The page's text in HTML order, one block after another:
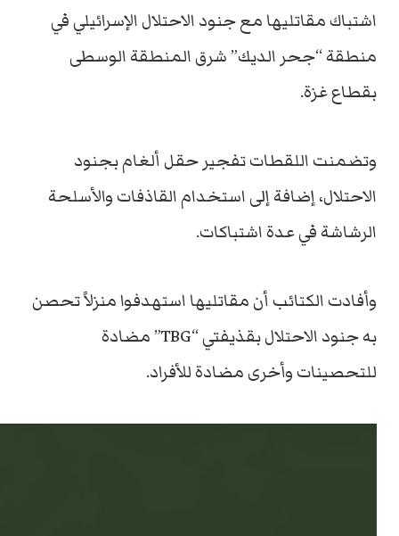
اشتباك مقاتليها مع جنود الاحتلال الإسرائيلي في
منطقة “جحر الديك” شرق المنطقة الوسطى
بقطاع غزة.
وتضمنت اللقطات تفجير حقل ألغام بجنود
الاحتلال، إضافة إلى استخدام القاذفات والأسلحة
الرشاشة في عدة اشتباكات.
وأفادت الكتائب أن مقاتليها استهدفوا منزلاً تحصن
به جنود الاحتلال بقذيفتي “TBG” مضادة
للتحصينات وأخرى مضادة للأفراد.